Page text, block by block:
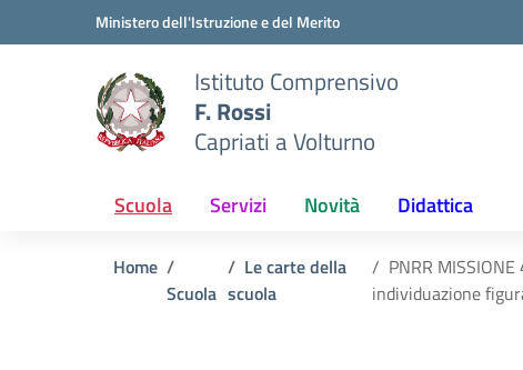
Vai ai contenuti
Vai al menu di navigazioneMinistero dell'Istruzione e del Merito
Istituto Comprensivo
F. Rossi
Capriati a Volturno
Scuola Servizi Novità Didattica
Home
Scuola
Le carte della
scuola
PNRR
individuazione